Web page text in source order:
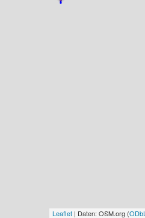
Leaflet | Daten: OSM.org (ODbL